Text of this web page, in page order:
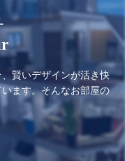
賢いデザインが活き快
ます。そんなお部屋の